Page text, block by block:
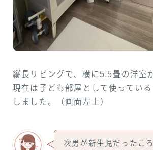
縦長リビングで、横に5.5畳の洋室
現在は子ども部屋として使ってい
しました。（画面左上）
次男が新生児だったこ